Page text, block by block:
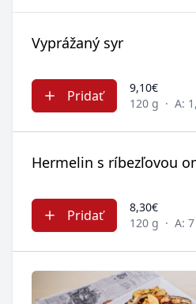
Vyprážaný syr
Pridať
9,10€
120 g · A:
Hermelin s ríbezľovou
Pridať
8,30€
120 g · A: 7